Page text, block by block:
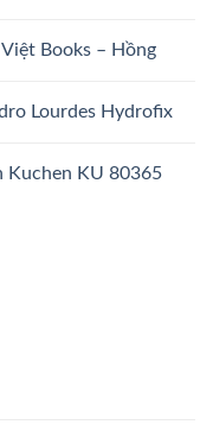
Books – Hồng
Lourdes Hydrofix
Kuchen KU 80365